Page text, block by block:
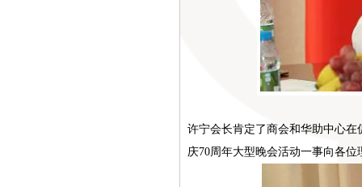
许宁会长肯定了商会和华助中心
庆70周年大型晚会活动一事向各